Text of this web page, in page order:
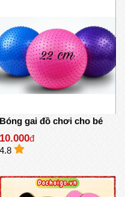
Bóng gai đồ chơi cho bé
10.000đ
4.8